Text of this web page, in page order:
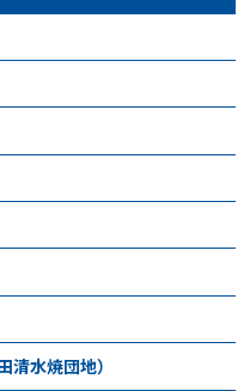
水焼団地）